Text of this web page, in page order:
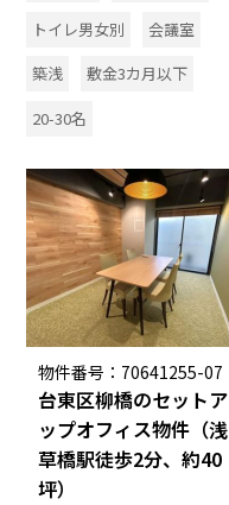
トイレ男女別
会議室
築浅
敷金3カ月以下
20-30名
物件番号：70641255-07
台東区柳橋のセットア
ップオフィス物件（浅
草橋駅徒歩2分、約40
坪）